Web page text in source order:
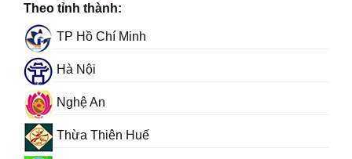
Theo tỉnh thành:
TP Hồ Chí Minh
Hà Nội
Nghệ An
Thừa Thiên Huế